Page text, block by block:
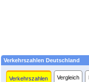
Verkehrszahlen Deutschland
Verkehrszahlen Vergleich